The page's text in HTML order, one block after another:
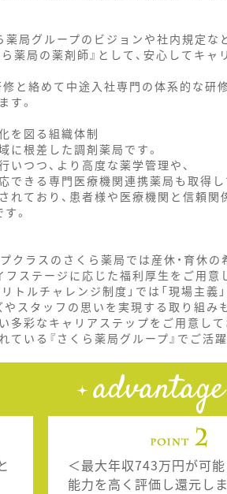
局グループのビジョンや社内規定な
薬局の薬剤師』として、安心してキャ
と絡めて中途入社専門の体系的な研
す。
を図る組織体制
根差した調剤薬局です。
つつ、より高度な薬学管理や、
きる専門医療機関連携薬局も取得し
ており、患者様や医療機関と信頼関
。
クラスのさくら薬局では産休・育休の
ステージに応じた福利厚生をご用意
トルチャレンジ制度」では「現場主義」
スタッフの思いを実現する取り組み
彩なキャリアステップをご用意して
いる『さくら薬局グループ』でご活
advantage
＜最大年収743万円が可能
能力を高く評価し還元しま